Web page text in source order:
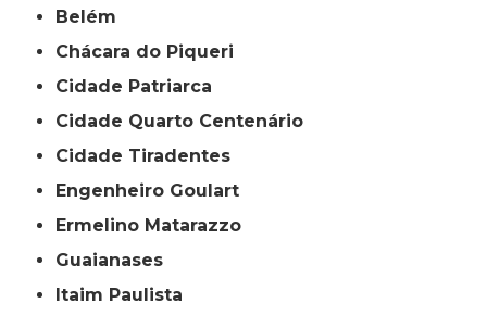
Belém
Chácara do Piqueri
Cidade Patriarca
Cidade Quarto Centenário
Cidade Tiradentes
Engenheiro Goulart
Ermelino Matarazzo
Guaianases
Itaim Paulista